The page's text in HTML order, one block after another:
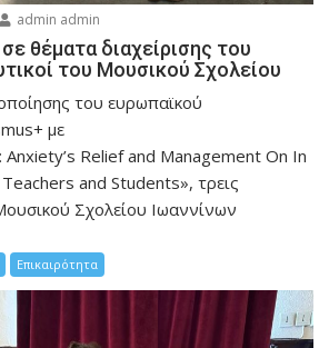
admin admin
θέματα διαχείρισης του
του Μουσικού Σχολείου
του ευρωπαϊκού
με
Anxiety’s Relief and Management On In
and Students», τρεις
Σχολείου Ιωαννίνων
Επικαιρότητα